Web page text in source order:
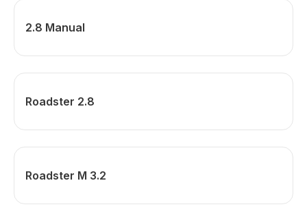
2.8 Manual
Roadster 2.8
Roadster M 3.2